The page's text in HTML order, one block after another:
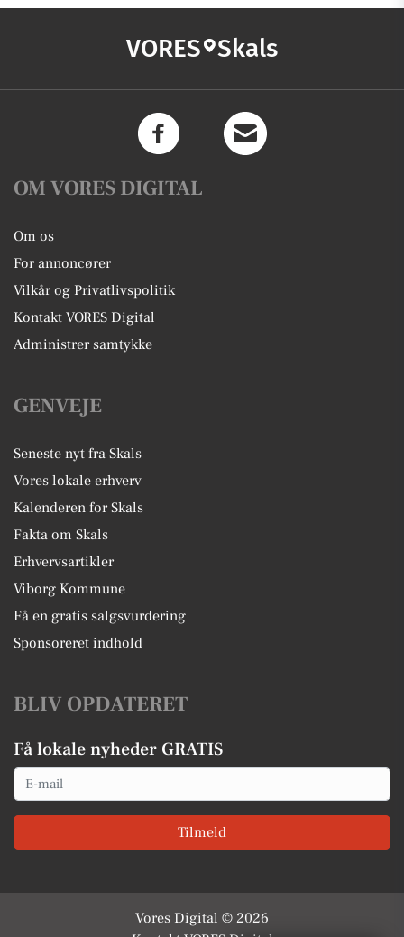
VORES Skals
OM VORES DIGITAL
Om os
For annoncører
Vilkår og Privatlivspolitik
Kontakt VORES Digital
Administrer samtykke
GENVEJE
Seneste nyt fra Skals
Vores lokale erhverv
Kalenderen for Skals
Fakta om Skals
Erhvervsartikler
Viborg Kommune
Få en gratis salgsvurdering
Sponsoreret indhold
BLIV OPDATERET
Få lokale nyheder GRATIS
Email
Tilmeld
Vores Digital © 2026